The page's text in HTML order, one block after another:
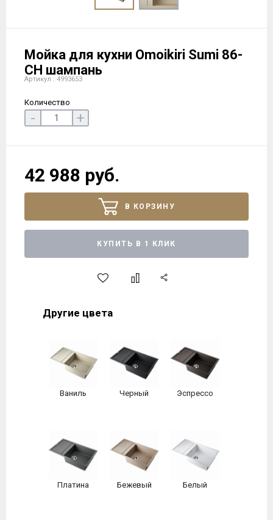
Мойка для кухни Omoikiri Sumi 86-
CH шампань
Артикул : 4993653
Количество
- +
42 988 руб.
В КОРЗИНУ
КУПИТЬ В 1 КЛИК
Другие цвета
Ваниль Черный Эспрессо
Платина Бежевый Белый